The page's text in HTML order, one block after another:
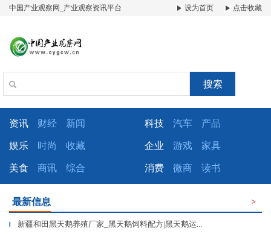
中国产业观察网_产业观察资讯平台 设为首页 点击收藏
搜索
资讯 财经 新闻 科技 汽车 产品
娱乐 时尚 收藏 企业 游戏 家具
美食 商讯 综合 消费 微商 读书
最新信息 >
▎ 新疆和田黑天鹅养殖厂家_黑天鹅饲料配方|黑天鹅运...